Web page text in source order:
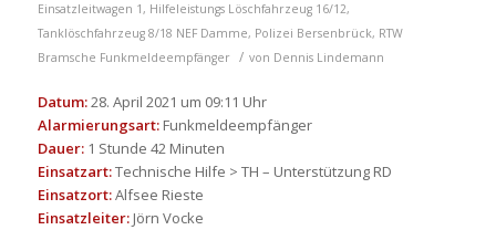
Einsatzleitwagen 1, Hilfeleistungs Löschfahrzeug 16/12,
Tanklöschfahrzeug 8/18 NEF Damme, Polizei Bersenbrück, RTW
Bramsche Funkmeldeempfänger / von Dennis Lindemann
Datum:28. April 2021 um 09:11 Uhr
Alarmierungsart:Funkmeldeempfänger
Dauer:1 Stunde 42 Minuten
Einsatzart:Technische Hilfe > TH – Unterstützung RD
Einsatzort:Alfsee Rieste
Einsatzleiter:Jörn Vocke